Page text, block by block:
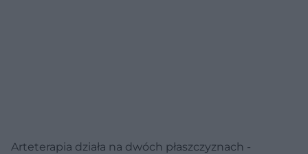
Arteterapia działa na dwóch płaszczyznach -